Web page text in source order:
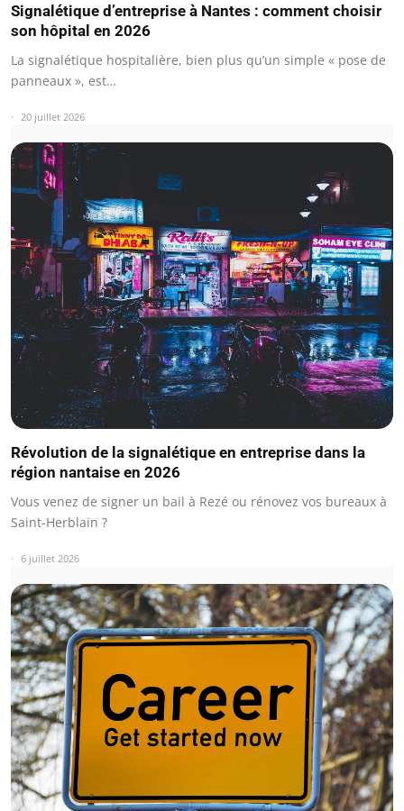
Signalétique d’entreprise à Nantes : comment choisir
son hôpital en 2026
La signalétique hospitalière, bien plus qu’un simple « pose de
panneaux », est…
20 juillet 2026
Révolution de la signalétique en entreprise dans la
région nantaise en 2026
Vous venez de signer un bail à Rezé ou rénovez vos bureaux à
Saint-Herblain ?
6 juillet 2026